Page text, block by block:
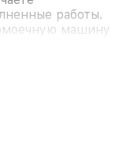
работы.
машину